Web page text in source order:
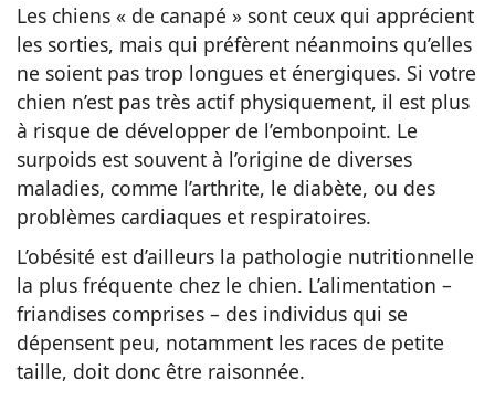
Les chiens « de canapé » sont ceux qui apprécient
les sorties, mais qui préfèrent néanmoins qu’elles
ne soient pas trop longues et énergiques. Si votre
chien n’est pas très actif physiquement, il est plus
à risque de développer de l’embonpoint. Le
surpoids est souvent à l’origine de diverses
maladies, comme l’arthrite, le diabète, ou des
problèmes cardiaques et respiratoires.
L’obésité est d’ailleurs la pathologie nutritionnelle
la plus fréquente chez le chien. L’alimentation –
friandises comprises – des individus qui se
dépensent peu, notamment les races de petite
taille, doit donc être raisonnée.